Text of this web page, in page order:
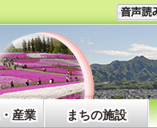
産業 まちの施設